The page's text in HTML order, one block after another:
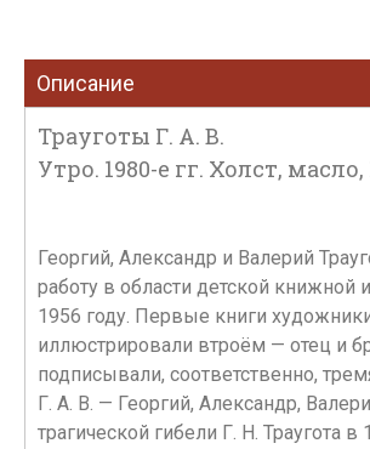
Описание
Трауготы Г. А. В.
Утро. 1980-е гг. Холст, масло,
Георгий, Александр и Валерий
работу в области детской книжной
1956 году. Первые книги
иллюстрировали втроём — отец и
подписывали, соответственно,
Г. А. В. — Георгий, Александр,
трагической гибели Г. Н. Траугота в